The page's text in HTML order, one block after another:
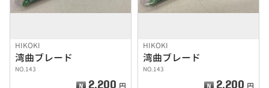
HIKOKI
湾曲ブレード
NO.143
2,200 円
HIKOKI
湾曲ブレード
NO.143
2,200 円